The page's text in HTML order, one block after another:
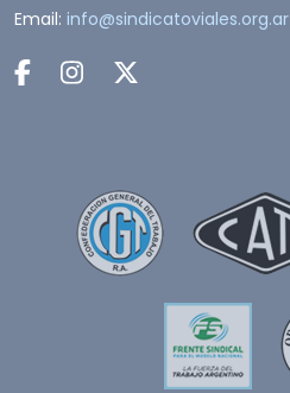
Email: info@sindicatoviales.org.ar